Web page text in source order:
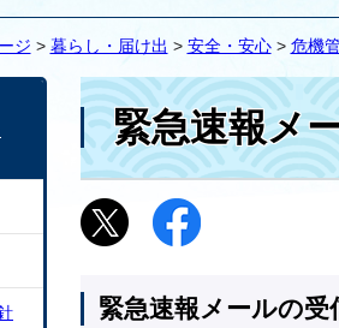
ジ > 暮らし・届け出 > 安全・安心> 危機
緊急速報メ
緊急速報メールの受